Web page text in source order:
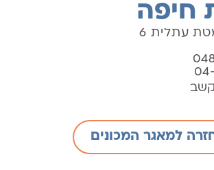
חיפה
עתלית 6
קשב
למאגר המכונים